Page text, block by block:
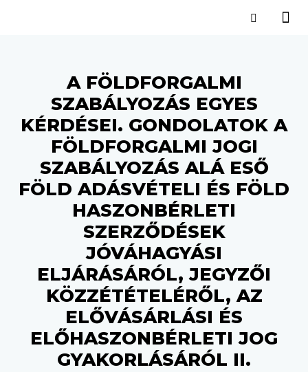
A FÖLDFORGALMI
SZABÁLYOZÁS EGYES
KÉRDÉSEI. GONDOLATOK A
FÖLDFORGALMI JOGI
SZABÁLYOZÁS ALÁ ESŐ
FÖLD ADÁSVÉTELI ÉS FÖLD
HASZONBÉRLETI
SZERZŐDÉSEK
JÓVÁHAGYÁSI
ELJÁRÁSÁRÓL, JEGYZŐI
KÖZZÉTÉTELÉRŐL, AZ
ELŐVÁSÁRLÁSI ÉS
ELŐHASZONBÉRLETI JOG
GYAKORLÁSÁRÓL II.